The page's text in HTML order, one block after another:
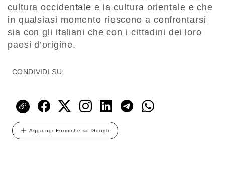
cultura occidentale e la cultura orientale e che
in qualsiasi momento riescono a confrontarsi
sia con gli italiani che con i cittadini dei loro
paesi d’origine.
CONDIVIDI SU:
Aggiungi Formiche su Google